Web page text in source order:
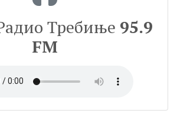
Требиње 95.9
FM